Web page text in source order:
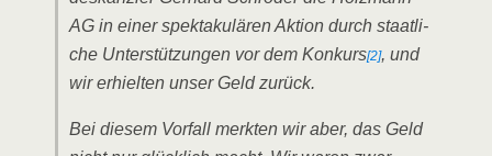
AG in einer spek­ta­ku­lä­ren Akti­on durch staat­li­
che Unter­stüt­zun­gen vor dem Kon­kurs[2], und
wir erhiel­ten unser Geld zurück.
Bei die­sem Vor­fall merk­ten wir aber, das Geld